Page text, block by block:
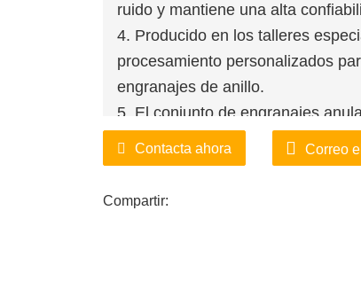
ruido y mantiene una alta
4. Producido en los talleres
procesamiento personalizados
engranajes de anillo.
5. El conjunto de engranajes
rigurosos sistemas de garantía de
6. El inventario en fábrica está
Contacta ahora Correo
Compartir: